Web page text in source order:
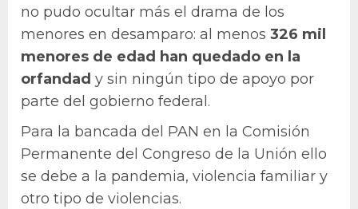
no pudo ocultar más el drama de los
menores en desamparo: al menos 326 mil
menores de edad han quedado en la
orfandad y sin ningún tipo de apoyo por
parte del gobierno federal.
Para la bancada del PAN en la Comisión
Permanente del Congreso de la Unión ello
se debe a la pandemia, violencia familiar y
otro tipo de violencias.